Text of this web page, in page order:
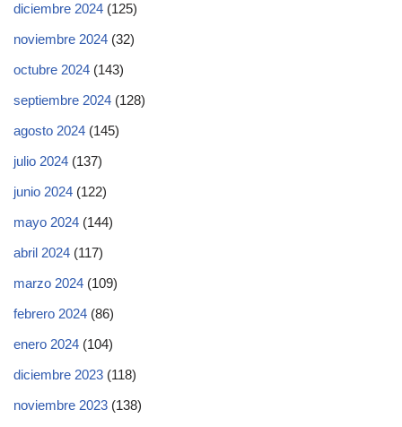
diciembre 2024 (125)
noviembre 2024 (32)
octubre 2024 (143)
septiembre 2024 (128)
agosto 2024 (145)
julio 2024 (137)
junio 2024 (122)
mayo 2024 (144)
abril 2024 (117)
marzo 2024 (109)
febrero 2024 (86)
enero 2024 (104)
diciembre 2023 (118)
noviembre 2023 (138)